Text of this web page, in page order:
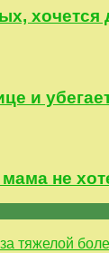
и
не
тяжелой